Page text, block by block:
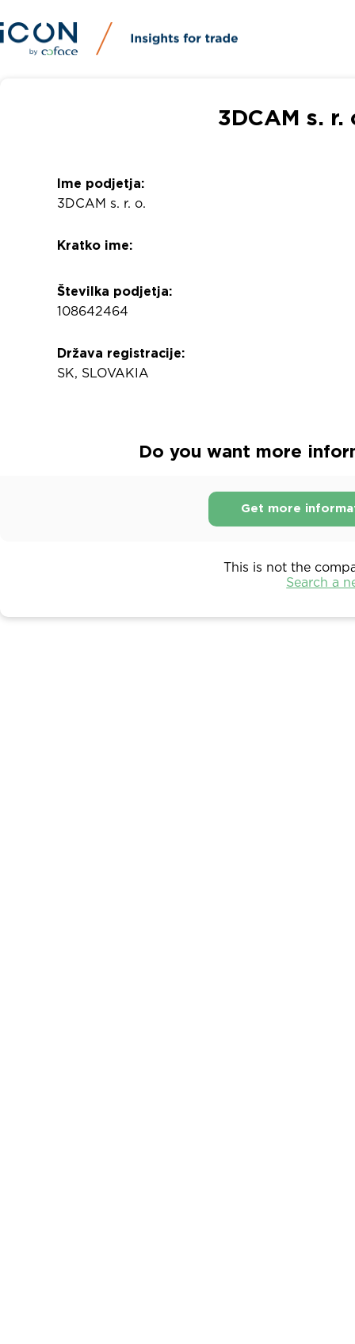
3DCAM s.
Ime podjetja:
3DCAM s. r. o.
Kratko ime:
Številka podjetja:
108642464
Država registracije:
SK, SLOVAKIA
Do you want more
Get more
This is not the
Search a